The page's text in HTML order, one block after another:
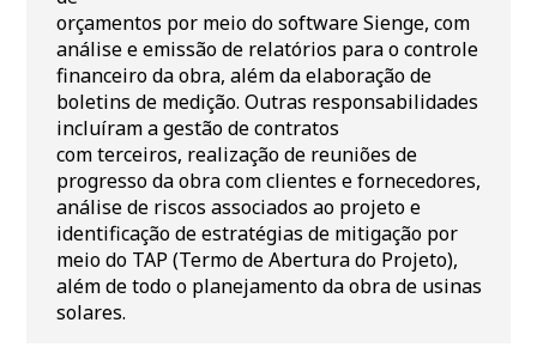
orçamentos por meio do software Sienge, com
análise e emissão de relatórios para o controle
financeiro da obra, além da elaboração de
boletins de medição. Outras responsabilidades
incluíram a gestão de contratos
com terceiros, realização de reuniões de
progresso da obra com clientes e fornecedores,
análise de riscos associados ao projeto e
identificação de estratégias de mitigação por
meio do TAP (Termo de Abertura do Projeto),
além de todo o planejamento da obra de usinas
solares.